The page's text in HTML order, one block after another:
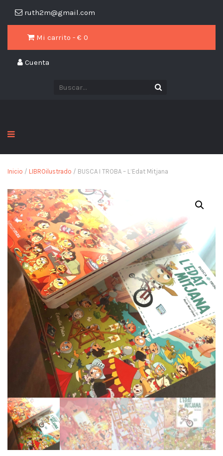
ruth2m@gmail.com
Mi carrito - € 0
Cuenta
Inicio / LIBROilustrado / BUSCA I TROBA – L’Edat Mitjana